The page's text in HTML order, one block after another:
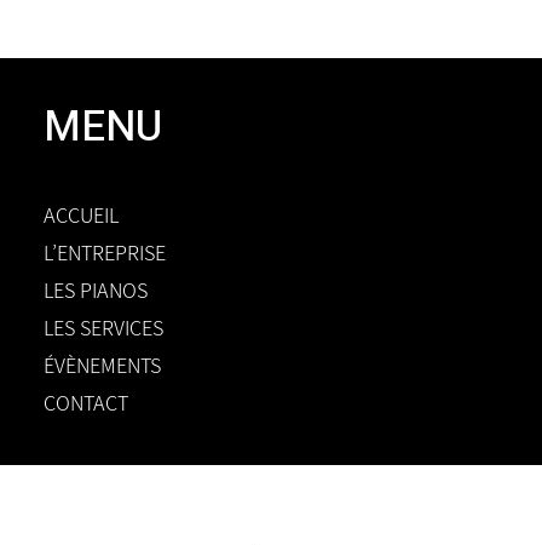
MENU
ACCUEIL
L’ENTREPRISE
LES PIANOS
LES SERVICES
ÉVÈNEMENTS
CONTACT